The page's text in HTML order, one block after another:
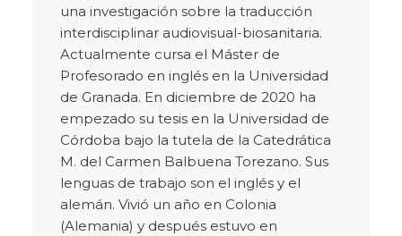
una investigación sobre la traducción
interdisciplinar audiovisual-biosanitaria.
Actualmente cursa el Máster de
Profesorado en inglés en la Universidad
de Granada. En diciembre de 2020 ha
empezado su tesis en la Universidad de
Córdoba bajo la tutela de la Catedrática
M. del Carmen Balbuena Torezano. Sus
lenguas de trabajo son el inglés y el
alemán. Vivió un año en Colonia
(Alemania) y después estuvo en